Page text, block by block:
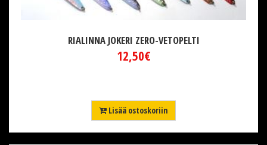
RIALINNA JOKERI ZERO-VETOPELTI
12,50€
Lisää ostoskoriin